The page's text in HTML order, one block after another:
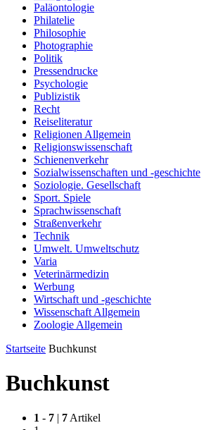
Paläontologie
Philatelie
Philosophie
Photographie
Politik
Pressendrucke
Psychologie
Publizistik
Recht
Reiseliteratur
Religionen Allgemein
Religionswissenschaft
Schienenverkehr
Sozialwissenschaften und -geschichte
Soziologie. Gesellschaft
Sport. Spiele
Sprachwissenschaft
Straßenverkehr
Technik
Umwelt. Umweltschutz
Varia
Veterinärmedizin
Werbung
Wirtschaft und -geschichte
Wissenschaft Allgemein
Zoologie Allgemein
Startseite Buchkunst
Buchkunst
1 - 7 | 7 Artikel